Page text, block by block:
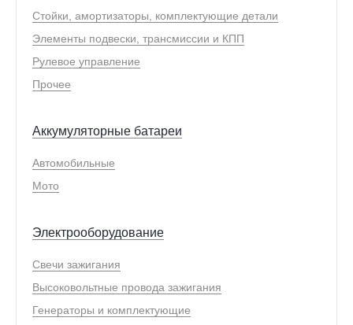
Стойки, амортизаторы, комплектующие детали
Элементы подвески, трансмиссии и КПП
Рулевое управление
Прочее
Аккумуляторные батареи
Автомобильные
Мото
Электрооборудование
Свечи зажигания
Высоковольтные провода зажигания
Генераторы и комплектующие